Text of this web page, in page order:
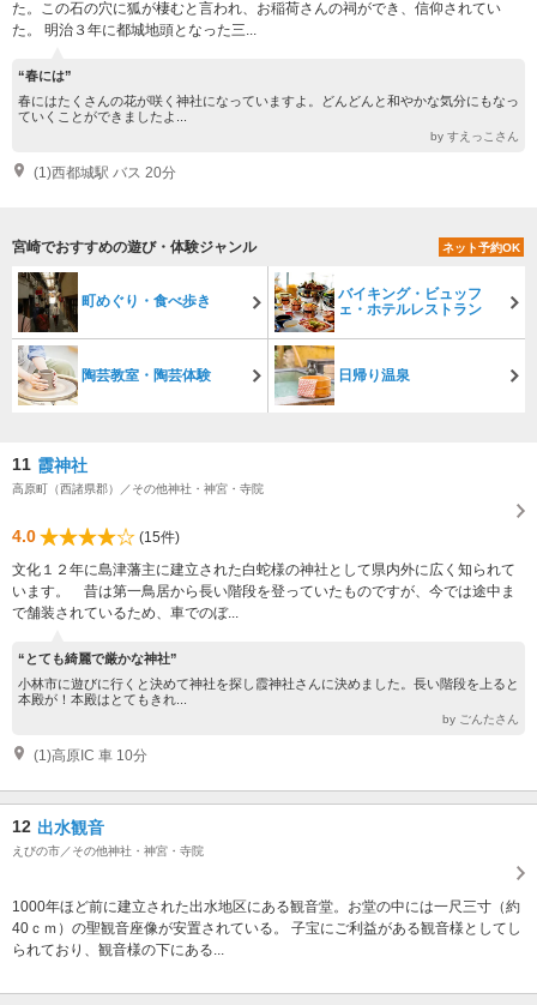
た。この石の穴に狐が棲むと言われ、お稲荷さんの祠ができ、信仰されてい
た。 明治３年に都城地頭となった三...
“春には”
春にはたくさんの花が咲く神社になっていますよ。どんどんと和やかな気分にもなっ
ていくことができましたよ...
by すえっこさん
(1)西都城駅 バス 20分
宮崎でおすすめの遊び・体験ジャンル ネット予約OK
町めぐり・食べ歩き
バイキング・ビュッフ
ェ・ホテルレストラン
陶芸教室・陶芸体験 日帰り温泉
11 霞神社
高原町（西諸県郡）／その他神社・神宮・寺院
4.0
(15件)
文化１２年に島津藩主に建立された白蛇様の神社として県内外に広く知られて
います。 昔は第一鳥居から長い階段を登っていたものですが、今では途中ま
で舗装されているため、車でのぼ...
“とても綺麗で厳かな神社”
小林市に遊びに行くと決めて神社を探し霞神社さんに決めました。長い階段を上ると
本殿が！本殿はとてもきれ...
by ごんたさん
(1)高原IC 車 10分
12 出水観音
えびの市／その他神社・神宮・寺院
1000年ほど前に建立された出水地区にある観音堂。お堂の中には一尺三寸（約
40ｃｍ）の聖観音座像が安置されている。 子宝にご利益がある観音様としてし
られており、観音様の下にある...